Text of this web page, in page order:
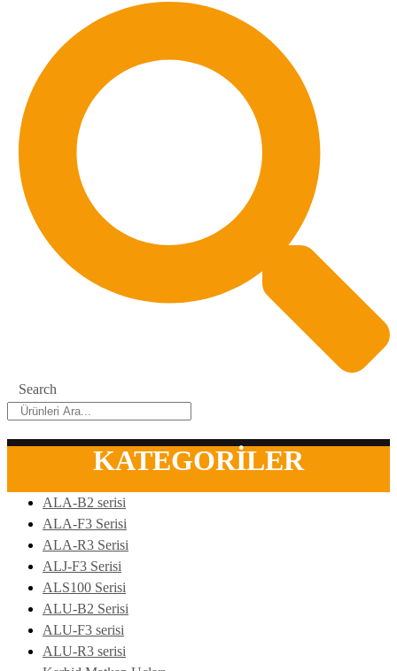
Search
KATEGORİLER
ALA-B2 serisi
ALA-F3 Serisi
ALA-R3 Serisi
ALJ-F3 Serisi
ALS100 Serisi
ALU-B2 Serisi
ALU-F3 serisi
ALU-R3 serisi